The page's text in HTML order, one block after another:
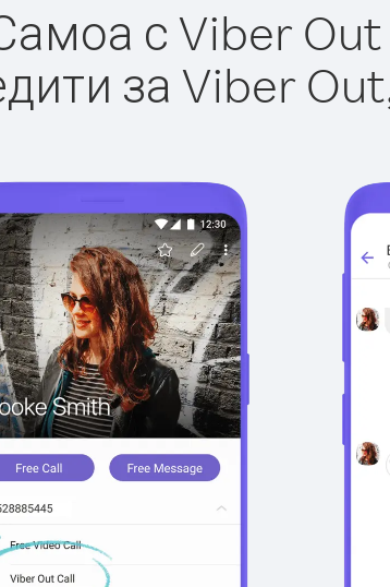
с Viber Out
за Viber